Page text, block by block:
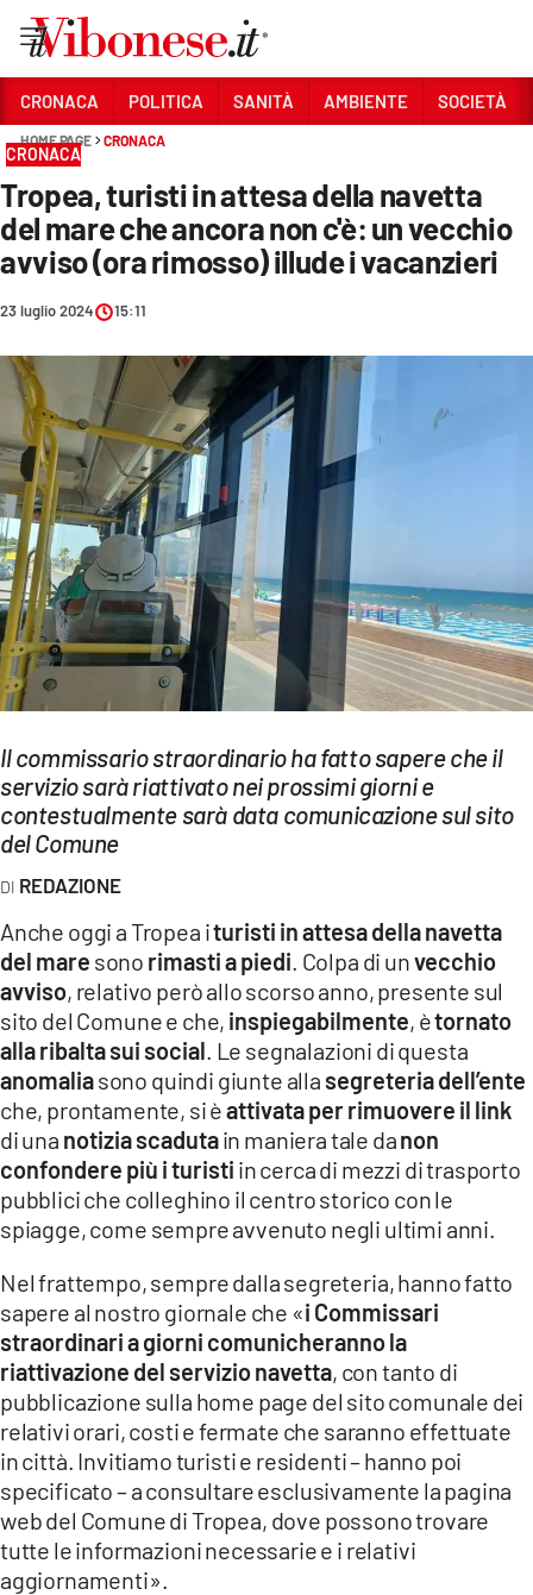
Sezioni
CRONACA
POLITICA
SOCIETÀ
CULTURA
ECONOMIA E LAVORO
EVENTI
SPORT
Streaming
LAC TV
LAC NETWORK
LAC ONAIR
LaC
Network
LACPLAY.IT
LACTV.IT
LACONAIR.IT
LACITYMAG.IT
ILREGGINO.IT
COSENZACHANNEL.IT
ILVIBONESE.IT
CATANZAROCHANNEL.IT
LACAPITALENEWS.IT
App
ANDROID
APPLE
CRONACA POLITICA SANITÀ AMBIENTE SOCIETÀ
HOME PAGE CRONACA
CRONACA
Tropea, turisti in attesa della navetta
del mare che ancora non c'è: un vecchio
avviso (ora rimosso) illude i vacanzieri
23 luglio 2024 15:11
Il commissario straordinario ha fatto sapere che il
servizio sarà riattivato nei prossimi giorni e
contestualmente sarà data comunicazione sul sito
del Comune
REDAZIONE
Anche oggi a Tropea ituristi in attesa della navetta
del mare sono rimasti a piedi . Colpa di unvecchio
avviso, relativo però allo scorso anno, presente sul
sito del Comune e che, inspiegabilmente, ètornato
alla ribalta sui social . Le segnalazioni di questa
anomaliasono quindi giunte alla segreteria dell’ente
che, prontamente, si èattivata per rimuovere il link
di una notizia scadutain maniera tale danon
confondere più i turisti in cerca di mezzi di trasporto
pubblici che colleghino il centro storico con le
spiagge, come sempre avvenuto negli ultimi anni.
Nel frattempo, sempre dalla segreteria, hanno fatto
sapere al nostro giornale che «i Commissari
straordinari a giorni comunicheranno la
riattivazione del servizio navetta, con tanto di
pubblicazione sulla home page del sito comunale dei
relativi orari, costi e fermate che saranno effettuate
in città. Invitiamo turisti e residenti – hanno poi
specificato – a consultare esclusivamente la pagina
web del Comune di Tropea, dove possono trovare
tutte le informazioni necessarie e i relativi
aggiornamenti».